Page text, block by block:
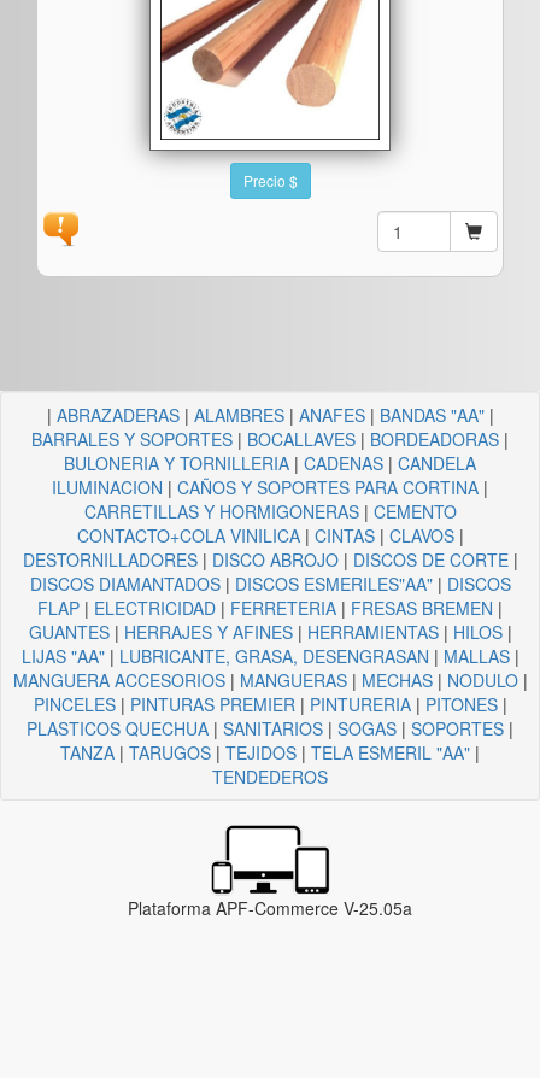
Precio $
| ABRAZADERAS| ALAMBRES| ANAFES| BANDAS "AA"|
BARRALES Y SOPORTES | BOCALLAVES | BORDEADORAS |
BULONERIA Y TORNILLERIA | CADENAS | CANDELA
ILUMINACION | CAÑOS Y SOPORTES PARA CORTINA |
CARRETILLAS Y HORMIGONERAS| CEMENTO
CONTACTO+COLA VINILICA| CINTAS| CLAVOS|
DESTORNILLADORES| DISCO ABROJO| DISCOS DE CORTE|
DISCOS DIAMANTADOS| DISCOS ESMERILES"AA"| DISCOS
FLAP | ELECTRICIDAD | FERRETERIA | FRESAS BREMEN |
GUANTES| HERRAJES Y AFINES| HERRAMIENTAS| HILOS|
LIJAS "AA"| LUBRICANTE, GRASA, DESENGRASAN | MALLAS|
MANGUERA ACCESORIOS| MANGUERAS| MECHAS| NODULO|
PINCELES| PINTURAS PREMIER | PINTURERIA| PITONES|
PLASTICOS QUECHUA | SANITARIOS | SOGAS | SOPORTES |
TANZA | TARUGOS | TEJIDOS | TELA ESMERIL "AA" |
TENDEDEROS
Plataforma APF-Commerce V-25.05a